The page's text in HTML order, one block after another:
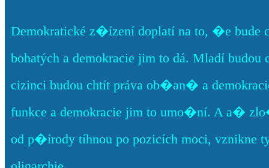
Demokratické z�ízení doplatí na to, �e
bohatých a demokracie jim to dá. Mladí
cizinci budou chtít práva ob�an� a
funkce a demokracie jim to umo�ní. A a�
od p�írody tíhnou po pozicích moci, vznikne